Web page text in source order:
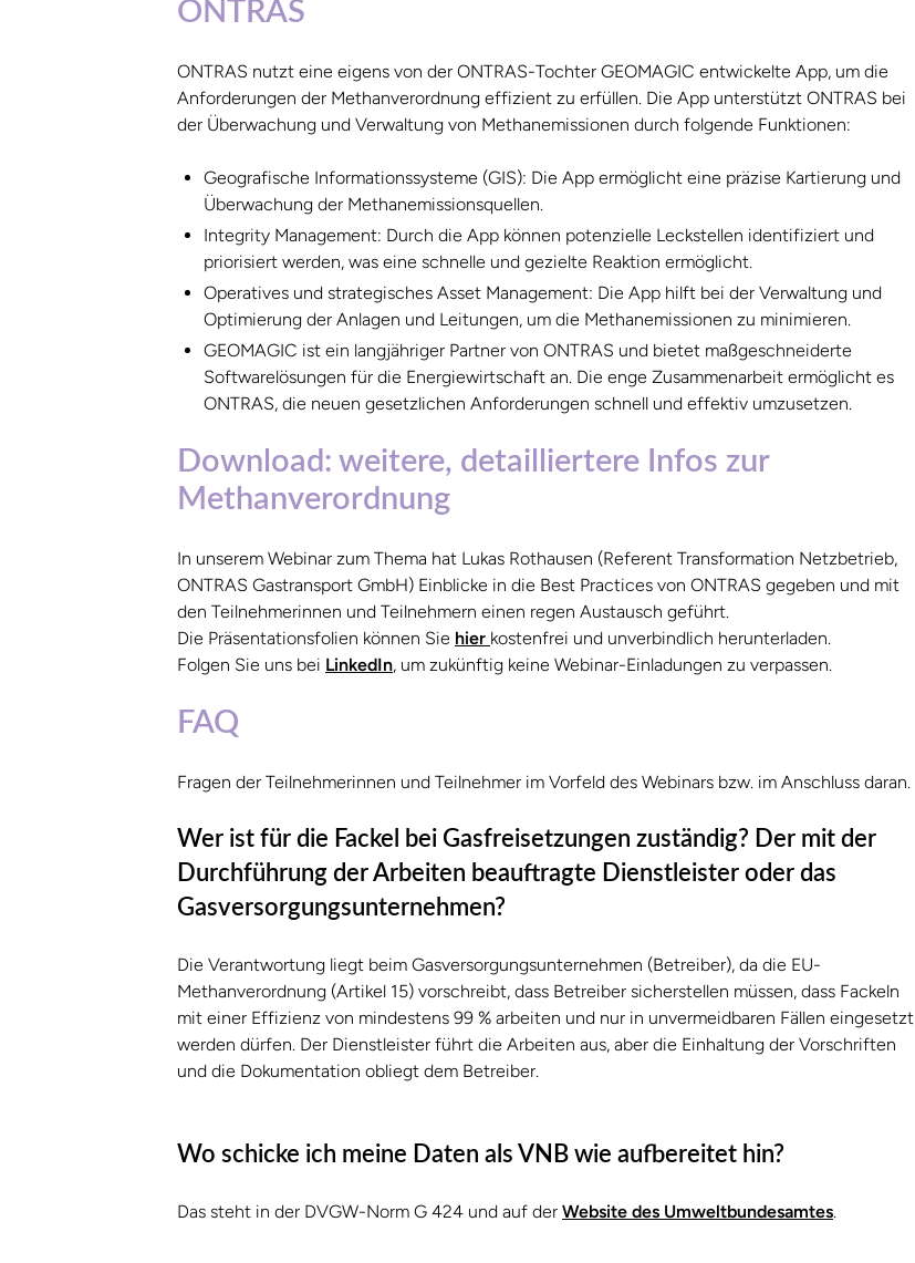
ONTRAS
ONTRAS nutzt eine eigens von der ONTRAS-Tochter GEOMAGIC entwickelte App, um die
Anforderungen der Methanverordnung effizient zu erfüllen. Die App unterstützt ONTRAS bei
der Überwachung und Verwaltung von Methanemissionen durch folgende Funktionen:
Geografische Informationssysteme (GIS): Die App ermöglicht eine präzise Kartierung und
Überwachung der Methanemissionsquellen.
Integrity Management: Durch die App können potenzielle Leckstellen identifiziert und
priorisiert werden, was eine schnelle und gezielte Reaktion ermöglicht.
Operatives und strategisches Asset Management: Die App hilft bei der Verwaltung und
Optimierung der Anlagen und Leitungen, um die Methanemissionen zu minimieren.
GEOMAGIC ist ein langjähriger Partner von ONTRAS und bietet maßgeschneiderte
Softwarelösungen für die Energiewirtschaft an. Die enge Zusammenarbeit ermöglicht es
ONTRAS, die neuen gesetzlichen Anforderungen schnell und effektiv umzusetzen.
Download: weitere, detailliertere Infos zur
Methanverordnung
In unserem Webinar zum Thema hat Lukas Rothausen (Referent Transformation Netzbetrieb,
ONTRAS Gastransport GmbH) Einblicke in die Best Practices von ONTRAS gegeben und mit
den Teilnehmerinnen und Teilnehmern einen regen Austausch geführt.
Die Präsentationsfolien können Sie hier kostenfrei und unverbindlich herunterladen.
Folgen Sie uns bei LinkedIn, um zukünftig keine Webinar-Einladungen zu verpassen.
FAQ
Fragen der Teilnehmerinnen und Teilnehmer im Vorfeld des Webinars bzw. im Anschluss daran.
Wer ist für die Fackel bei Gasfreisetzungen zuständig? Der mit der
Durchführung der Arbeiten beauftragte Dienstleister oder das
Gasversorgungsunternehmen?
Die Verantwortung liegt beim Gasversorgungsunternehmen (Betreiber), da die EU-
Methanverordnung (Artikel 15) vorschreibt, dass Betreiber sicherstellen müssen, dass Fackeln
mit einer Effizienz von mindestens 99 % arbeiten und nur in unvermeidbaren Fällen eingesetzt
werden dürfen. Der Dienstleister führt die Arbeiten aus, aber die Einhaltung der Vorschriften
und die Dokumentation obliegt dem Betreiber.
Wo schicke ich meine Daten als VNB wie aufbereitet hin?
Das steht in der DVGW-Norm G 424 und auf der Website des Umweltbundesamtes.